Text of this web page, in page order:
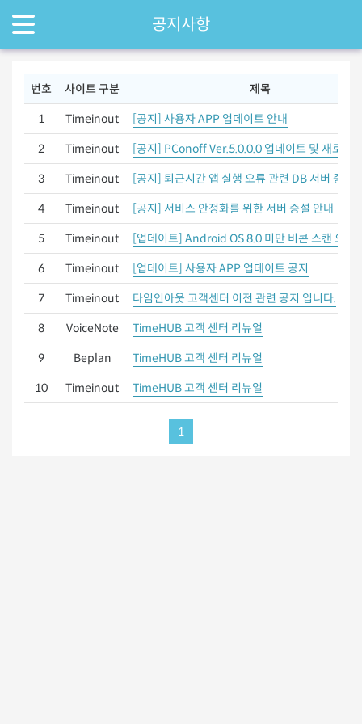
공지사항
번호 사이트 구분 제목
1 Timeinout [공지] 사용자 APP 업데이트 안내
2 Timeinout [공지] PConoff Ver.5.0.0.0 업데이트 및 재로그
3 Timeinout [공지] 퇴근시간 앱 실행 오류 관련 DB 서버 증설
4 Timeinout [공지] 서비스 안정화를 위한 서버 증설 안내
5 Timeinout [업데이트] Android OS 8.0 미만 비콘 스캔 오류
6 Timeinout [업데이트] 사용자 APP 업데이트 공지
7 Timeinout 타임인아웃 고객센터 이전 관련 공지 입니다.
8 VoiceNote TimeHUB 고객 센터 리뉴얼
9 Beplan TimeHUB 고객 센터 리뉴얼
10 Timeinout TimeHUB 고객 센터 리뉴얼
1